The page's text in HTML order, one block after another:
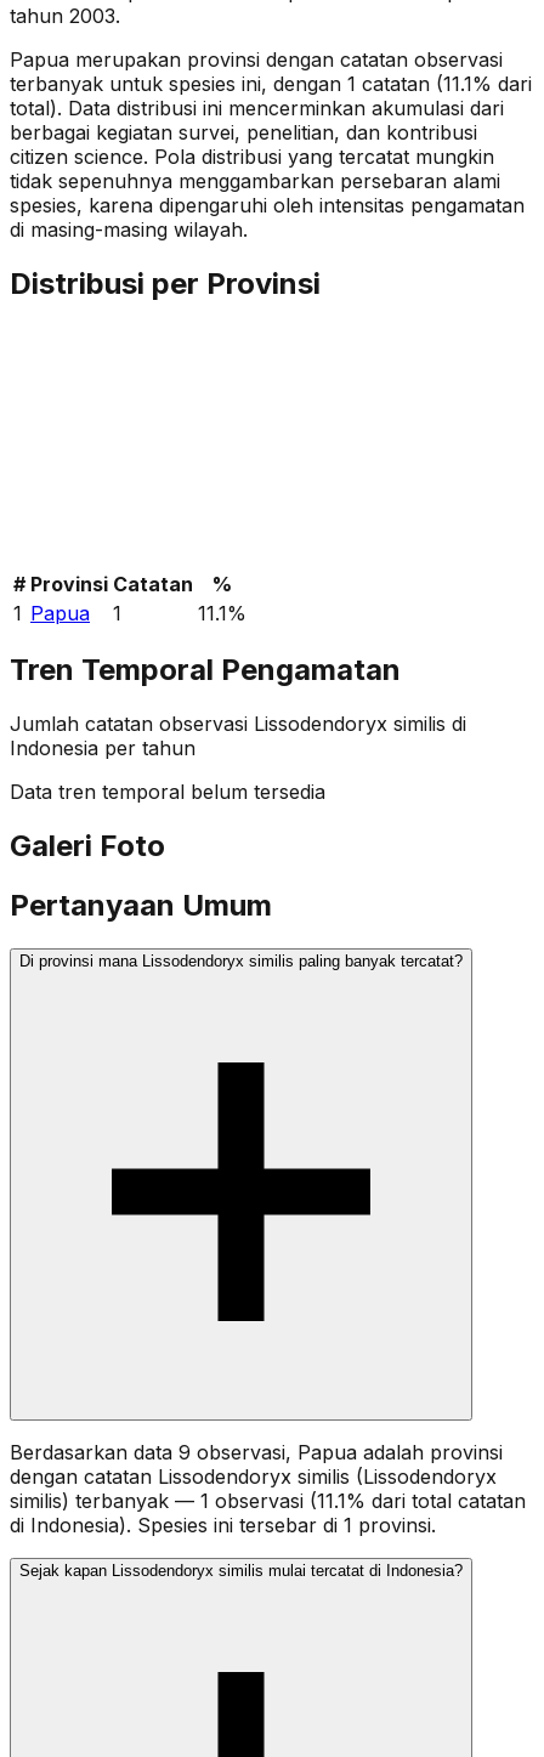
tahun 2003.
Papua merupakan provinsi dengan catatan observasi
terbanyak untuk spesies ini, dengan 1 catatan (11.1% dari
total). Data distribusi ini mencerminkan akumulasi dari
berbagai kegiatan survei, penelitian, dan kontribusi
citizen science. Pola distribusi yang tercatat mungkin
tidak sepenuhnya menggambarkan persebaran alami
spesies, karena dipengaruhi oleh intensitas pengamatan
di masing-masing wilayah.
Distribusi per Provinsi
# Provinsi Catatan
%
1 Papua 1 11.1%
Tren Temporal Pengamatan
Jumlah catatan observasi Lissodendoryx similis di
Indonesia per tahun
Data tren temporal belum tersedia
Galeri Foto
Pertanyaan Umum
Di provinsi mana Lissodendoryx similis paling banyak tercatat?
Berdasarkan data 9 observasi, Papua adalah provinsi
dengan catatan Lissodendoryx similis (Lissodendoryx
similis) terbanyak — 1 observasi (11.1% dari total catatan
di Indonesia). Spesies ini tersebar di 1 provinsi.
Sejak kapan Lissodendoryx similis mulai tercatat di Indonesia?